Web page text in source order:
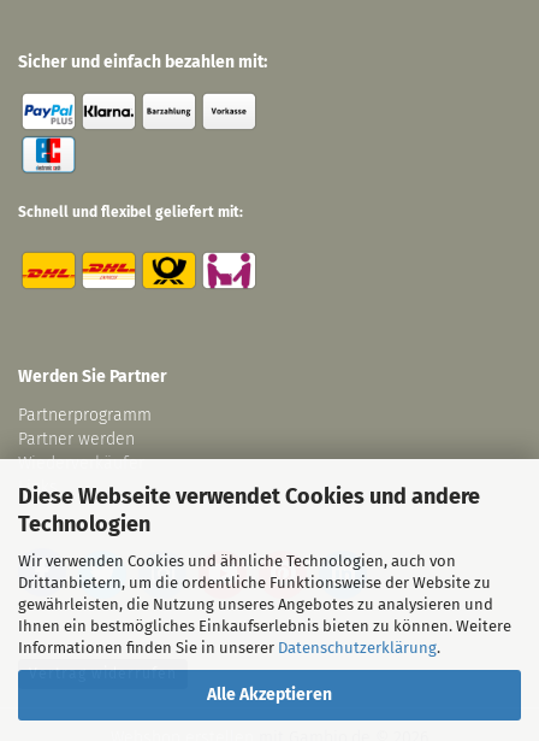
Diese Webseite verwendet Cookies und andere
Technologien
Wir verwenden Cookies und ähnliche Technologien, auch von
Drittanbietern, um die ordentliche Funktionsweise der Website zu
gewährleisten, die Nutzung unseres Angebotes zu analysieren und
Ihnen ein bestmögliches Einkaufserlebnis bieten zu können. Weitere
Informationen finden Sie in unserer Datenschutzerklärung.
Alle Akzeptieren
Sicher und einfach bezahlen mit:
Schnell und flexibel geliefert mit:
Werden Sie Partner
Partnerprogramm
Partner werden
Wiederverkäufer
Links
Vertrag widerrufen